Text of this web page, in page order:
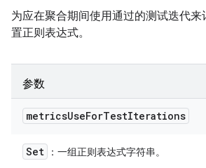
为应在聚合期间使用通过的测试迭代
置正则表达式。
参数
metricsUseForTestIterations
Set ：一组正则表达式字符串。